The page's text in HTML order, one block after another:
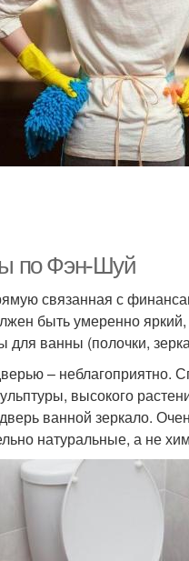
по Фэн-Шуй
связанная с
быть умеренно
для ванны (полочки,
– неблагоприятно.
высокого
ванной зеркало.
натуральные, а не